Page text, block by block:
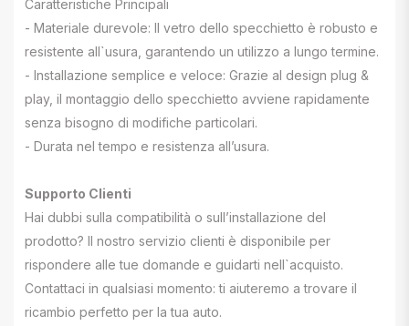
Caratteristiche Principali
- Materiale durevole: Il vetro dello specchietto è robusto e
resistente all`usura, garantendo un utilizzo a lungo termine.
- Installazione semplice e veloce: Grazie al design plug &
play, il montaggio dello specchietto avviene rapidamente
senza bisogno di modifiche particolari.
- Durata nel tempo e resistenza all’usura.
Supporto Clienti
Hai dubbi sulla compatibilità o sull’installazione del
prodotto? Il nostro servizio clienti è disponibile per
rispondere alle tue domande e guidarti nell`acquisto.
Contattaci in qualsiasi momento: ti aiuteremo a trovare il
ricambio perfetto per la tua auto.